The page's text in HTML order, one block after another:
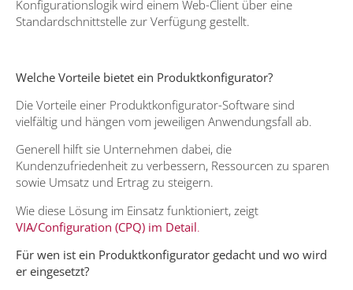
Konfigurationslogik wird einem Web-Client über eine
Standardschnittstelle zur Verfügung gestellt.
Welche Vorteile bietet ein Produktkonfigurator?
Die Vorteile einer Produktkonfigurator-Software sind
vielfältig und hängen vom jeweiligen Anwendungsfall ab.
Generell hilft sie Unternehmen dabei, die
Kundenzufriedenheit zu verbessern, Ressourcen zu sparen
sowie Umsatz und Ertrag zu steigern.
Wie diese Lösung im Einsatz funktioniert, zeigt
VIA/Configuration (CPQ) im Detail.
Für wen ist ein Produktkonfigurator gedacht und wo wird
er eingesetzt?